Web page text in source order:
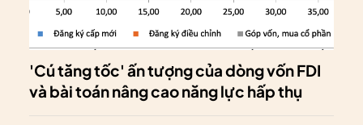
'Cú tăng tốc' ấn tượng của dòng vốn FDI
và bài toán nâng cao năng lực hấp thụ